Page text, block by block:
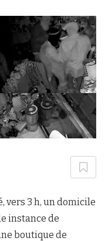
vers 3 h, un domicile
instance de
boutique de